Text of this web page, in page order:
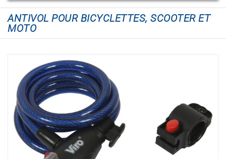
ANTIVOL POUR BICYCLETTES, SCOOTER ET
MOTO